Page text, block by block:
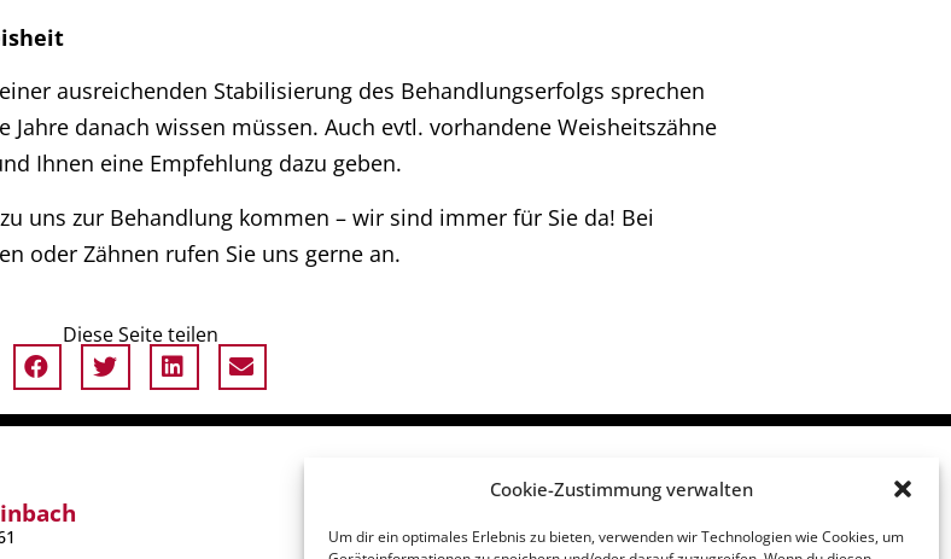
Cookie-Zustimmung verwalten
Um dir ein optimales Erlebnis zu bieten, verwenden wir Technologien wie Cookies, um
ausreichenden Stabilisierung des Behandlungserfolgs sprechen
danach wissen müssen. Auch evtl. vorhandene Weisheitszähne
Ihnen eine Empfehlung dazu geben.
uns zur Behandlung kommen – wir sind immer für Sie da! Bei
oder Zähnen rufen Sie uns gerne an.
Diese Seite teilen
Impressum